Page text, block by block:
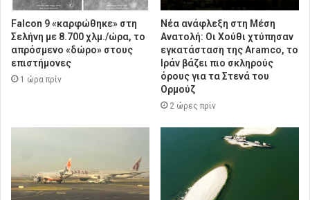
Falcon 9 «καρφώθηκε» στη
Σελήνη με 8.700 χλμ./ώρα, το
απρόσμενο «δώρο» στους
επιστήμονες
1 ώρα πρίν
Νέα ανάφλεξη στη Μέση
Ανατολή: Οι Χούθι χτύπησαν
εγκατάσταση της Aramco, το
Ιράν βάζει πιο σκληρούς
όρους για τα Στενά του
Ορμούζ
2 ώρες πρίν